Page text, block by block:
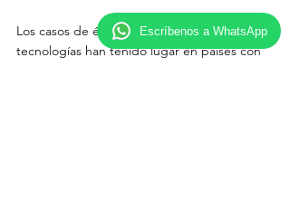
Los casos de éxito de estas nuevas
tecnologías han tenido lugar en países con
Escríbenos a WhatsApp